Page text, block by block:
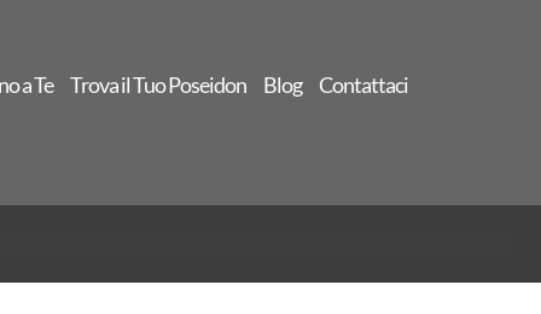
a Te Trova il Tuo Poseidon Blog Contattaci